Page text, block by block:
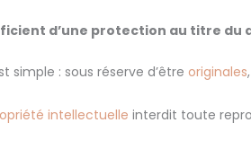
d’une protection au titre du
simple : sous réserve d’être originales
intellectuelle interdit toute